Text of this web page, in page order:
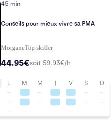
45 min
Conseils pour mieux vivre sa PMA
MorganeTop skiller
44.95€soit 59.93€/h
L M M J V S D